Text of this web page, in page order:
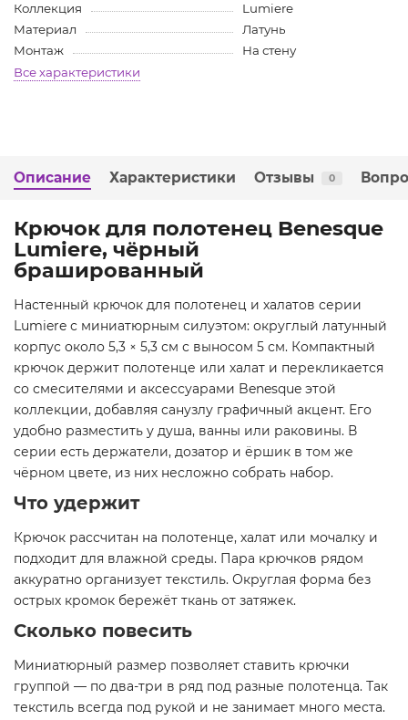
Коллекция
Lumiere
Материал
Латунь
Монтаж
На стену
Все характеристики
Описание Характеристики Отзывы 0
Крючок для полотенец Benesque
Lumiere, чёрный
брашированный
Настенный крючок для полотенец и халатов серии
Lumiere с миниатюрным силуэтом: округлый латунный
корпус около 5,3 × 5,3 см с выносом 5 см. Компактный
крючок держит полотенце или халат и перекликается
со смесителями и аксессуарами Benesque этой
коллекции, добавляя санузлу графичный акцент. Его
удобно разместить у душа, ванны или раковины. В
серии есть держатели, дозатор и ёршик в том же
чёрном цвете, из них несложно собрать набор.
Что удержит
Крючок рассчитан на полотенце, халат или мочалку и
подходит для влажной среды. Пара крючков рядом
аккуратно организует текстиль. Округлая форма без
острых кромок бережёт ткань от затяжек.
Сколько повесить
Миниатюрный размер позволяет ставить крючки
группой — по два-три в ряд под разные полотенца. Так
текстиль всегда под рукой и не занимает много места.